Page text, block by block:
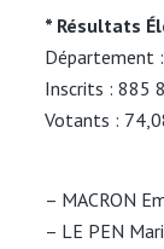
* Résultats
Département
Inscrits : 885
Votants :
– MACRON
– LE PEN